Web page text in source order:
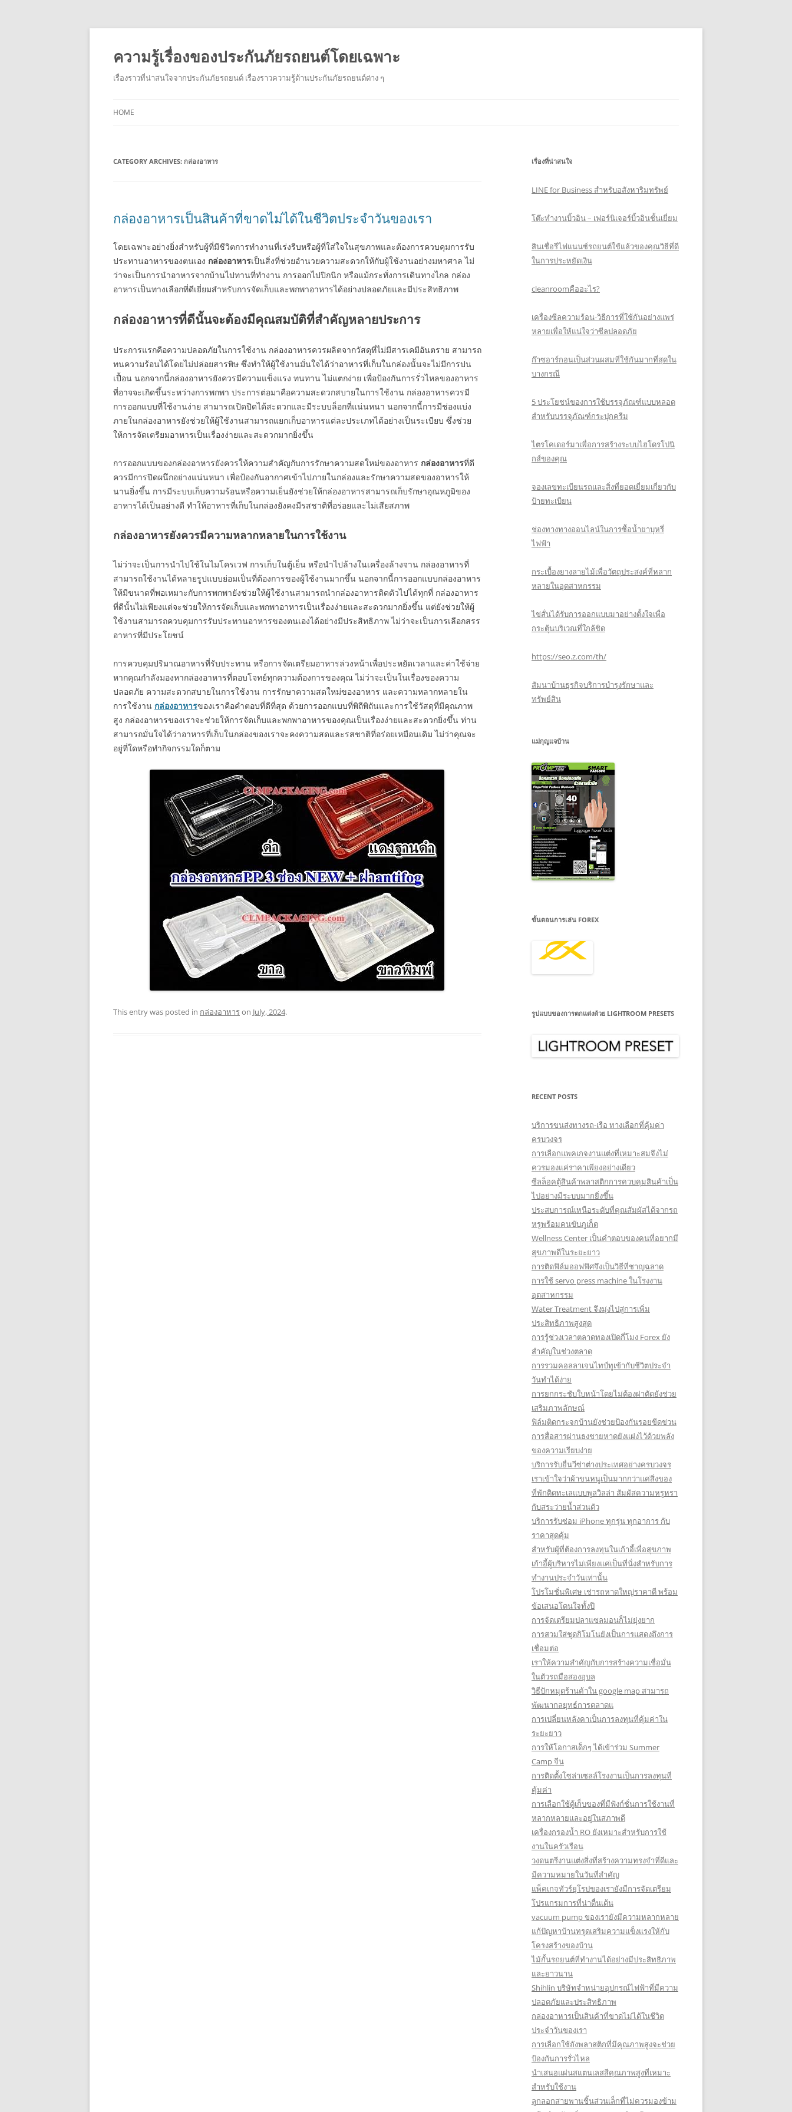
ความรู้เรื่องของประกันภัยรถยนต์โดยเฉพาะ
เรื่องราวที่น่าสนใจจากประกันภัยรถยนต์ เรื่องราวความรู้ด้านประกันภัยรถยนต์ต่าง ๆ
HOME
CATEGORY ARCHIVES: กล่องอาหาร
กล่องอาหารเป็นสินค้าที่ขาดไม่ได้ในชีวิตประจำวันของเรา
โดยเฉพาะอย่างยิ่งสำหรับผู้ที่มีชีวิตการทำงานที่เร่งรีบหรือผู้ที่ใส่ใจในสุขภาพและต้องการควบคุมการรับ
ประทานอาหารของตนเอง กล่องอาหารเป็นสิ่งที่ช่วยอำนวยความสะดวกให้กับผู้ใช้งานอย่างมหาศาล ไม่
ว่าจะเป็นการนำอาหารจากบ้านไปทานที่ทำงาน การออกไปปิกนิก หรือแม้กระทั่งการเดินทางไกล กล่อง
อาหารเป็นทางเลือกที่ดีเยี่ยมสำหรับการจัดเก็บและพกพาอาหารได้อย่างปลอดภัยและมีประสิทธิภาพ
กล่องอาหารที่ดีนั้นจะต้องมีคุณสมบัติที่สำคัญหลายประการ
ประการแรกคือความปลอดภัยในการใช้งาน กล่องอาหารควรผลิตจากวัสดุที่ไม่มีสารเคมีอันตราย สามารถ
ทนความร้อนได้โดยไม่ปล่อยสารพิษ ซึ่งทำให้ผู้ใช้งานมั่นใจได้ว่าอาหารที่เก็บในกล่องนั้นจะไม่มีการปน
เปื้อน นอกจากนี้กล่องอาหารยังควรมีความแข็งแรง ทนทาน ไม่แตกง่าย เพื่อป้องกันการรั่วไหลของอาหาร
ที่อาจจะเกิดขึ้นระหว่างการพกพา ประการต่อมาคือความสะดวกสบายในการใช้งาน กล่องอาหารควรมี
การออกแบบที่ใช้งานง่าย สามารถเปิดปิดได้สะดวกและมีระบบล็อกที่แน่นหนา นอกจากนี้การมีช่องแบ่ง
ภายในกล่องอาหารยังช่วยให้ผู้ใช้งานสามารถแยกเก็บอาหารแต่ละประเภทได้อย่างเป็นระเบียบ ซึ่งช่วย
ให้การจัดเตรียมอาหารเป็นเรื่องง่ายและสะดวกมากยิ่งขึ้น
การออกแบบของกล่องอาหารยังควรให้ความสำคัญกับการรักษาความสดใหม่ของอาหาร กล่องอาหารที่ดี
ควรมีการปิดผนึกอย่างแน่นหนา เพื่อป้องกันอากาศเข้าไปภายในกล่องและรักษาความสดของอาหารให้
นานยิ่งขึ้น การมีระบบเก็บความร้อนหรือความเย็นยังช่วยให้กล่องอาหารสามารถเก็บรักษาอุณหภูมิของ
อาหารได้เป็นอย่างดี ทำให้อาหารที่เก็บในกล่องยังคงมีรสชาติที่อร่อยและไม่เสียสภาพ
กล่องอาหารยังควรมีความหลากหลายในการใช้งาน
ไม่ว่าจะเป็นการนำไปใช้ในไมโครเวฟ การเก็บในตู้เย็น หรือนำไปล้างในเครื่องล้างจาน กล่องอาหารที่
สามารถใช้งานได้หลายรูปแบบย่อมเป็นที่ต้องการของผู้ใช้งานมากขึ้น นอกจากนี้การออกแบบกล่องอาหาร
ให้มีขนาดที่พอเหมาะกับการพกพายังช่วยให้ผู้ใช้งานสามารถนำกล่องอาหารติดตัวไปได้ทุกที่ กล่องอาหาร
ที่ดีนั้นไม่เพียงแต่จะช่วยให้การจัดเก็บและพกพาอาหารเป็นเรื่องง่ายและสะดวกมากยิ่งขึ้น แต่ยังช่วยให้ผู้
ใช้งานสามารถควบคุมการรับประทานอาหารของตนเองได้อย่างมีประสิทธิภาพ ไม่ว่าจะเป็นการเลือกสรร
อาหารที่มีประโยชน์
การควบคุมปริมาณอาหารที่รับประทาน หรือการจัดเตรียมอาหารล่วงหน้าเพื่อประหยัดเวลาและค่าใช้จ่าย
หากคุณกำลังมองหากล่องอาหารที่ตอบโจทย์ทุกความต้องการของคุณ ไม่ว่าจะเป็นในเรื่องของความ
ปลอดภัย ความสะดวกสบายในการใช้งาน การรักษาความสดใหม่ของอาหาร และความหลากหลายใน
การใช้งาน กล่องอาหารของเราคือคำตอบที่ดีที่สุด ด้วยการออกแบบที่พิถีพิถันและการใช้วัสดุที่มีคุณภาพ
สูง กล่องอาหารของเราจะช่วยให้การจัดเก็บและพกพาอาหารของคุณเป็นเรื่องง่ายและสะดวกยิ่งขึ้น ท่าน
สามารถมั่นใจได้ว่าอาหารที่เก็บในกล่องของเราจะคงความสดและรสชาติที่อร่อยเหมือนเดิม ไม่ว่าคุณจะ
อยู่ที่ใดหรือทำกิจกรรมใดก็ตาม
This entry was posted in กล่องอาหารon July, 2024.
เรื่องที่น่าสนใจ
LINE for Business สำหรับอสังหาริมทรัพย์
โต๊ะทำงานบิ้วอิน – เฟอร์นิเจอร์บิ้วอินชั้นเยี่ยม
สินเชื่อรีไฟแนนซ์รถยนต์ใช้แล้วของคุณวิธีที่ดี
ในการประหยัดเงิน
cleanroomคืออะไร?
เครื่องซีลความร้อน-วิธีการที่ใช้กันอย่างแพร่
หลายเพื่อให้แน่ใจว่าซีลปลอดภัย
ก๊าซอาร์กอนเป็นส่วนผสมที่ใช้กันมากที่สุดใน
บางกรณี
5 ประโยชน์ของการใช้บรรจุภัณฑ์แบบหลอด
สำหรับบรรจุภัณฑ์กระปุกครีม
ไตรโคเดอร์มาเพื่อการสร้างระบบไฮโดรโปนิ
กส์ของคุณ
จองเลขทะเบียนรถและสิ่งที่ยอดเยี่ยมเกี่ยวกับ
ป้ายทะเบียน
ช่องทางทางออนไลน์ในการซื้อน้ำยาบุหรี่
ไฟฟ้า
กระเบื้องยางลายไม้เพื่อวัตถุประสงค์ที่หลาก
หลายในอุตสาหกรรม
ไข่สั่นได้รับการออกแบบมาอย่างตั้งใจเพื่อ
กระตุ้นบริเวณที่ใกล้ชิด
https://seo.z.com/th/
สัมนาบ้านธุรกิจบริการบำรุงรักษาและ
ทรัพย์สิน
แม่กุญแจบ้าน
ขั้นตอนการเล่น FOREX
รูปแบบของการตกแต่งด้วย LIGHTROOM PRESETS
RECENT POSTS
บริการขนส่งทางรถ-เรือ ทางเลือกที่คุ้มค่า
ครบวงจร
การเลือกแพคเกจงานแต่งที่เหมาะสมจึงไม่
ควรมองแค่ราคาเพียงอย่างเดียว
ซีลล็อคตู้สินค้าพลาสติกการควบคุมสินค้าเป็น
ไปอย่างมีระบบมากยิ่งขึ้น
ประสบการณ์เหนือระดับที่คุณสัมผัสได้จากรถ
หรูพร้อมคนขับภูเก็ต
Wellness Center เป็นคำตอบของคนที่อยากมี
สุขภาพดีในระยะยาว
การติดฟิล์มออฟฟิศจึงเป็นวิธีที่ชาญฉลาด
การใช้ servo press machine ในโรงงาน
อุตสาหกรรม
Water Treatment จึงมุ่งไปสู่การเพิ่ม
ประสิทธิภาพสูงสุด
การรู้ช่วงเวลาตลาดทองเปิดกี่โมง Forex ยัง
สำคัญในช่วงตลาด
การรวมคอลลาเจนไทป์ทูเข้ากับชีวิตประจำ
วันทำได้ง่าย
การยกกระชับใบหน้าโดยไม่ต้องผ่าตัดยังช่วย
เสริมภาพลักษณ์
ฟิล์มติดกระจกบ้านยังช่วยป้องกันรอยขีดข่วน
การสื่อสารผ่านธงชายหาดยังแฝงไว้ด้วยพลัง
ของความเรียบง่าย
บริการรับยื่นวีซ่าต่างประเทศอย่างครบวงจร
เราเข้าใจว่าผ้าขนหนูเป็นมากกว่าแค่สิ่งของ
ที่พักติดทะเลแบบพูลวิลล่า สัมผัสความหรูหรา
กับสระว่ายน้ำส่วนตัว
บริการรับซ่อม iPhone ทุกรุ่น ทุกอาการ กับ
ราคาสุดคุ้ม
สำหรับผู้ที่ต้องการลงทุนในเก้าอี้เพื่อสุขภาพ
เก้าอี้ผู้บริหารไม่เพียงแค่เป็นที่นั่งสำหรับการ
ทำงานประจำวันเท่านั้น
โปรโมชั่นพิเศษ เช่ารถหาดใหญ่ราคาดี พร้อม
ข้อเสนอโดนใจทั้งปี
การจัดเตรียมปลาแซลมอนก็ไม่ยุ่งยาก
การสวมใส่ชุดกิโมโนยังเป็นการแสดงถึงการ
เชื่อมต่อ
เราให้ความสำคัญกับการสร้างความเชื่อมั่น
ในตัวรถมือสองอุบล
วิธีปักหมุดร้านค้าใน google map สามารถ
พัฒนากลยุทธ์การตลาดแ
การเปลี่ยนหลังคาเป็นการลงทุนที่คุ้มค่าใน
ระยะยาว
การให้โอกาสเด็กๆ ได้เข้าร่วม Summer
Camp จีน
การติดตั้งโซล่าเซลล์โรงงานเป็นการลงทุนที่
คุ้มค่า
การเลือกใช้ตู้เก็บของที่มีฟังก์ชั่นการใช้งานที่
หลากหลายและอยู่ในสภาพดี
เครื่องกรองน้ำ RO ยังเหมาะสำหรับการใช้
งานในครัวเรือน
วงดนตรีงานแต่งสิ่งที่สร้างความทรงจำที่ดีและ
มีความหมายในวันที่สำคัญ
แพ็คเกจทัวร์ยุโรปของเรายังมีการจัดเตรียม
โปรแกรมการที่น่าตื่นเต้น
vacuum pump ของเรายังมีความหลากหลาย
แก้ปัญหาบ้านทรุดเสริมความแข็งแรงให้กับ
โครงสร้างของบ้าน
ไม้กั้นรถยนต์ที่ทำงานได้อย่างมีประสิทธิภาพ
และยาวนาน
Shihlin บริษัทจำหน่ายอุปกรณ์ไฟฟ้าที่มีความ
ปลอดภัยและประสิทธิภาพ
กล่องอาหารเป็นสินค้าที่ขาดไม่ได้ในชีวิต
ประจำวันของเรา
การเลือกใช้ถังพลาสติกที่มีคุณภาพสูงจะช่วย
ป้องกันการรั่วไหล
นำเสนอแผ่นสแตนเลสสีคุณภาพสูงที่เหมาะ
สำหรับใช้งาน
ลูกลอกสายพานชิ้นส่วนเล็กที่ไม่ควรมองข้าม